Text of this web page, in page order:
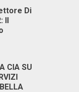
Di
Il
CIA SU